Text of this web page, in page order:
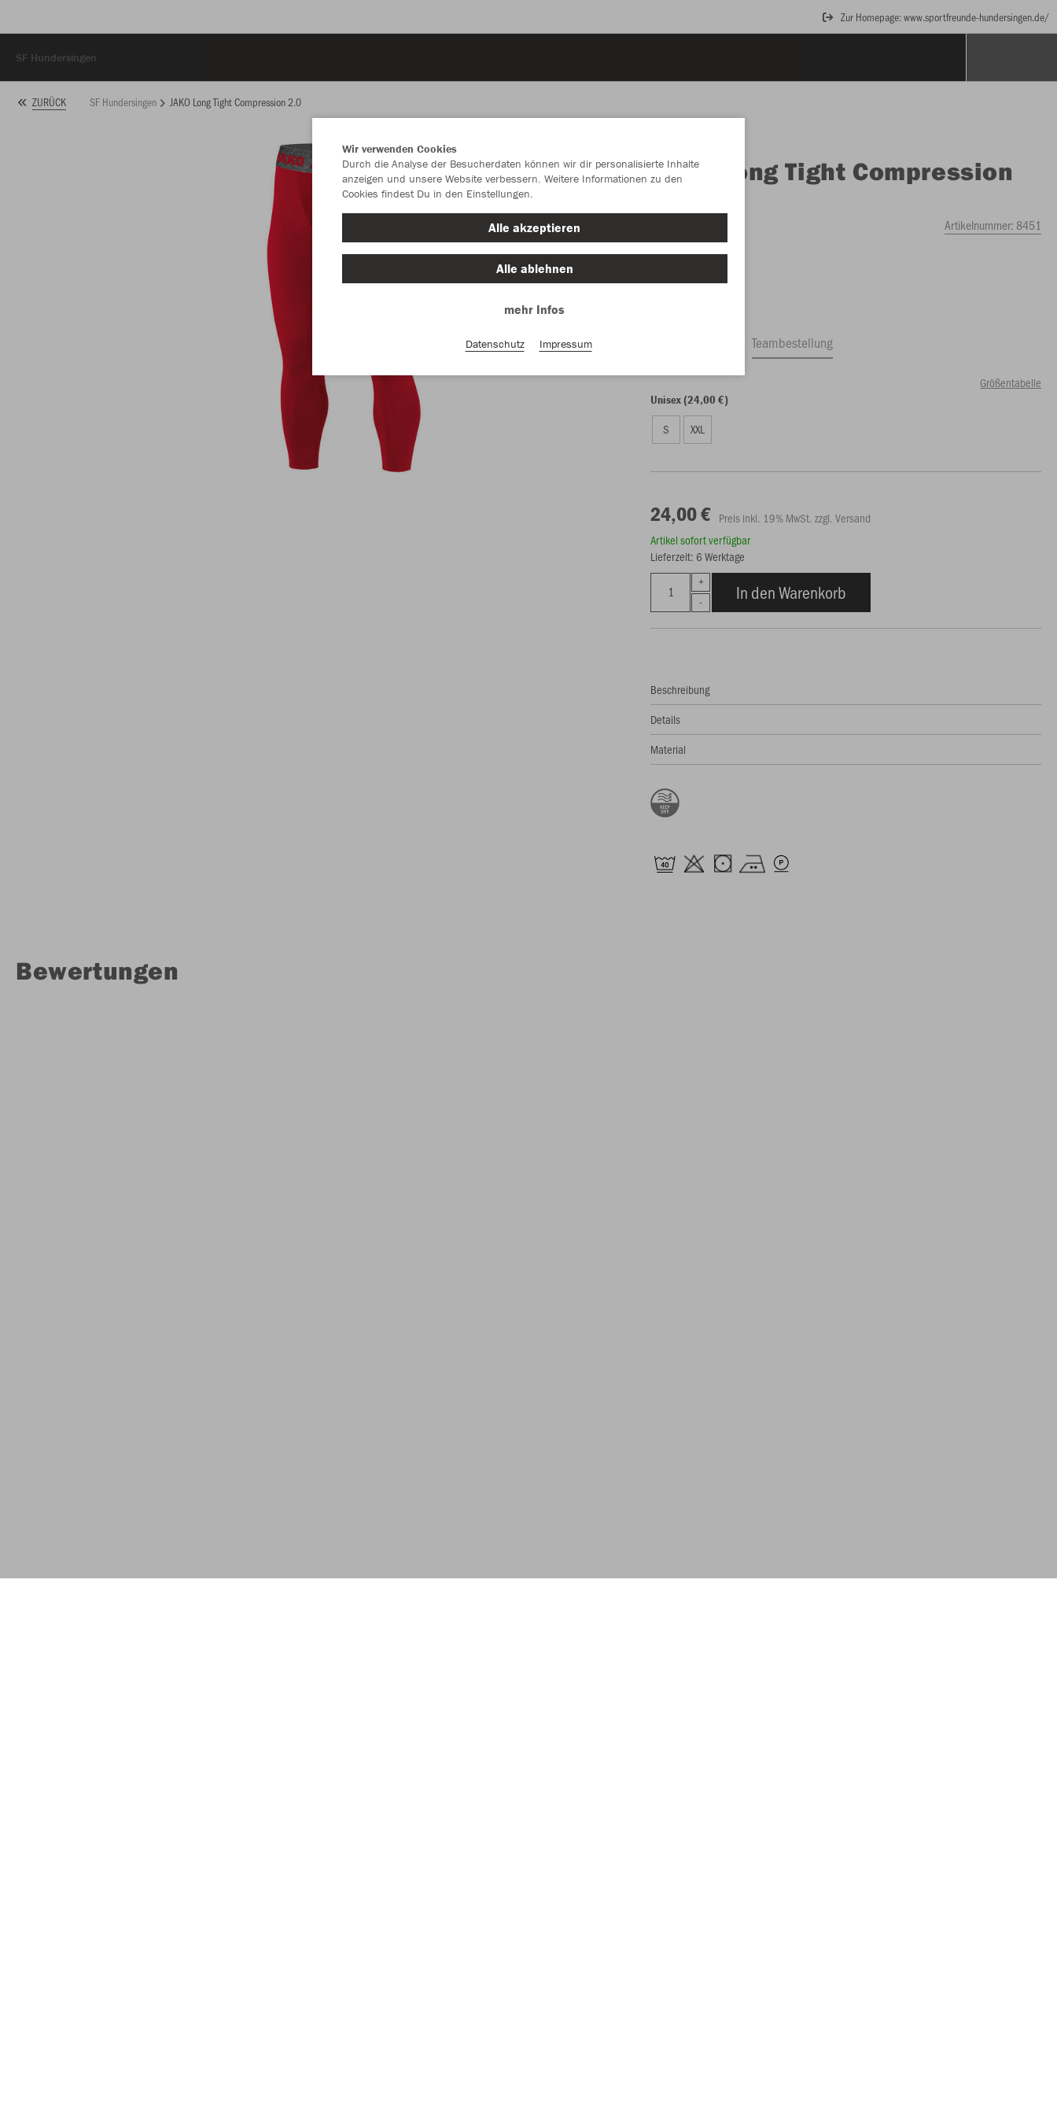
Zur Homepage: www.sportfreunde-hundersingen.de/
SF Hundersingen
ZURÜCK SF Hundersingen JAKO Long Tight Compression 2.0
JAKO
Long Tight Compression
Artikelnummer:8451
Teambestellung
Größentabelle
Unisex (24,00 €)
S XXL
24,00 € Preis inkl. 19% MwSt. zzgl. Versand
Artikel sofort verfügbar
Lieferzeit: 6 Werktage
In den Warenkorb
Beschreibung
Details
Material
Bewertungen
Wir verwenden Cookies
Durch die Analyse der Besucherdaten können wir dir personalisierte Inhalte
anzeigen und unsere Website verbessern. Weitere Informationen zu den
Cookies findest Du in den Einstellungen.
Alle akzeptieren
Alle ablehnen
mehr Infos
Datenschutz Impressum